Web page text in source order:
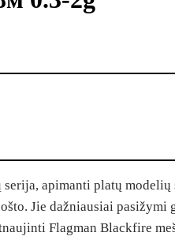
apimanti platų
Jie dažniausiai
Flagman Blackfire